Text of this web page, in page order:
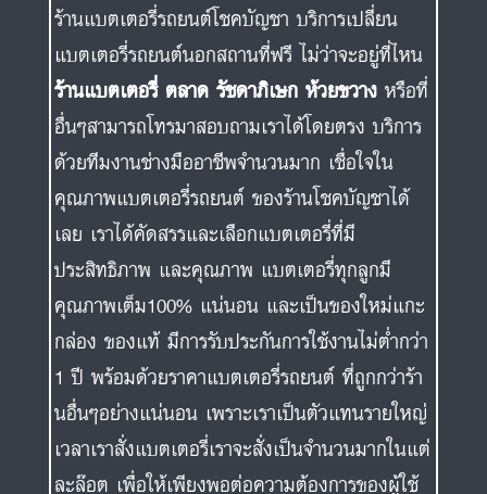
ร้านแบตเตอรี่รถยนต์โชคบัญชา บริการเปลี่ยน
แบตเตอรี่รถยนต์นอกสถานที่ฟรี ไม่ว่าจะอยู่ที่ไหน
ร้านแบตเตอรี่ ตลาด รัชดาภิเษก ห้วยขวาง หรือที่
อื่นๆสามารถโทรมาสอบถามเราได้โดยตรง บริการ
ด้วยทีมงานช่างมืออาชีพจำนวนมาก เชื่อใจใน
คุณภาพแบตเตอรี่รถยนต์ ของร้านโชคบัญชาได้
เลย เราได้คัดสรรและเลือกแบตเตอรี่ที่มี
ประสิทธิภาพ และคุณภาพ แบตเตอรี่ทุกลูกมี
คุณภาพเต็ม100% แน่นอน และเป็นของใหม่แกะ
กล่อง ของแท้ มีการรับประกันการใช้งานไม่ต่ำกว่า
1 ปี พร้อมด้วยราคาแบตเตอรี่รถยนต์ ที่ถูกกว่าร้า
นอื่นๆอย่างแน่นอน เพราะเราเป็นตัวแทนรายใหญ่
เวลาเราสั่งแบตเตอรี่เราจะสั่งเป็นจำนวนมากในแต่
ละล๊อต เพื่อให้เพียงพอต่อความต้องการของผู้ใช้